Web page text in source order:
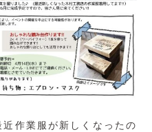
作業服が新しくなったの